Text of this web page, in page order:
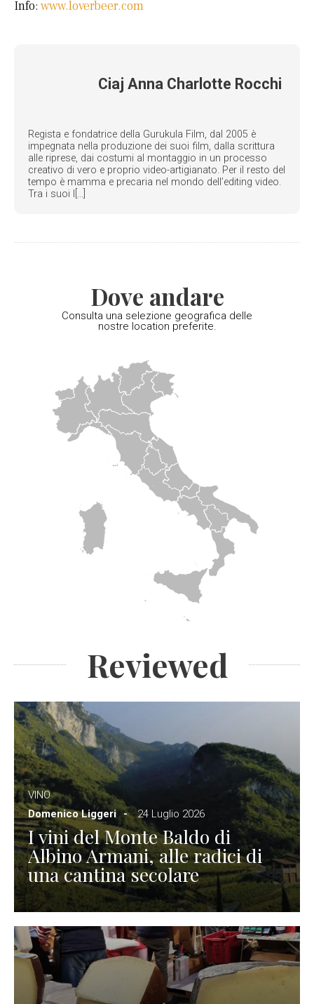
Info: www.loverbeer.com
Ciaj Anna Charlotte Rocchi
Regista e fondatrice della Gurukula Film, dal 2005 è
impegnata nella produzione dei suoi film, dalla scrittura
alle riprese, dai costumi al montaggio in un processo
creativo di vero e proprio video-artigianato. Per il resto del
tempo è mamma e precaria nel mondo dell’editing video.
Tra i suoi l[...]
Dove andare
Consulta una selezione geografica delle
nostre location preferite.
Reviewed
VINO
Domenico Liggeri
24 Luglio 2026
I vini del Monte Baldo di
Albino Armani, alle radici di
una cantina secolare